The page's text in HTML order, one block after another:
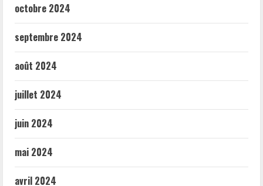
octobre 2024
septembre 2024
août 2024
juillet 2024
juin 2024
mai 2024
avril 2024